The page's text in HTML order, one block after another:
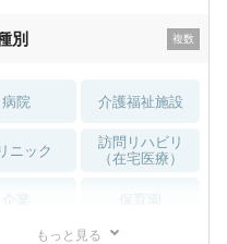
別
病院 介護福祉施設
ニック
訪問リハビリ
（在宅医療）
もっと見る